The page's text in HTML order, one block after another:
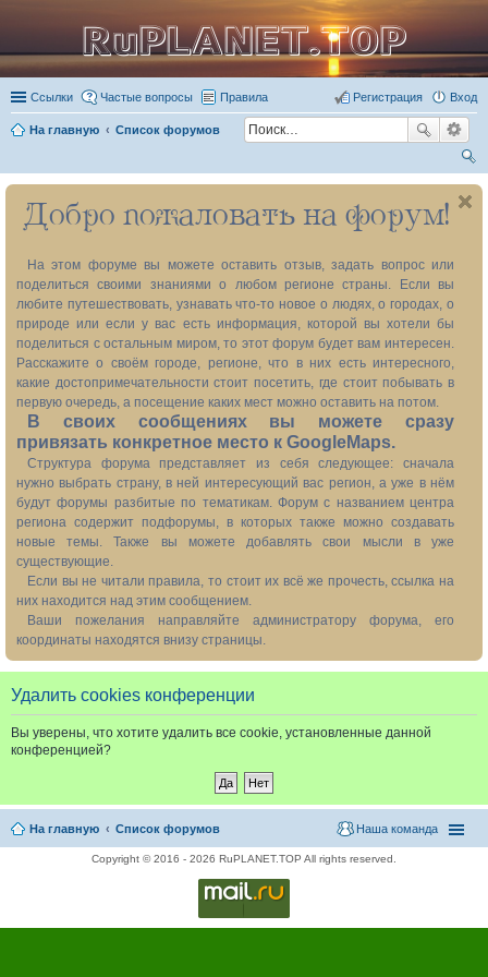
RuPLANET.TOP
Ссылки Частые вопросы Правила Вход
Регистрация
На главную Список форумов
ои
ск
Добро пожаловать на форум!
На этом форуме вы можете оставить отзыв, задать вопрос или
поделиться своими знаниями о любом регионе страны. Если вы
любите путешествовать, узнавать что-то новое о людях, о городах, о
природе или если у вас есть информация, которой вы хотели бы
поделиться с остальным миром, то этот форум будет вам интересен.
Расскажите о своём городе, регионе, что в них есть интересного,
какие достопримечательности стоит посетить, где стоит побывать в
первую очередь, а посещение каких мест можно оставить на потом.
В своих сообщениях вы можете сразу
привязать конкретное место к GoogleMaps.
Структура форума представляет из себя следующее: сначала
нужно выбрать страну, в ней интересующий вас регион, а уже в нём
будут форумы разбитые по тематикам. Форум с названием центра
региона содержит подфорумы, в которых также можно создавать
новые темы. Также вы можете добавлять свои мысли в уже
существующие.
Если вы не читали правила, то стоит их всё же прочесть, ссылка на
них находится над этим сообщением.
Ваши пожелания направляйте администратору форума, его
координаты находятся внизу страницы.
Удалить cookies конференции
Вы уверены, что хотите удалить все cookie, установленные данной
конференцией?
На главную Список форумов Наша команда
Copyright © 2016 - 2026 RuPLANET.TOP All rights reserved.